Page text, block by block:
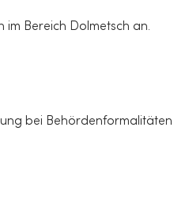
im Bereich Dolmetsch an.
bei Behördenformalitäten